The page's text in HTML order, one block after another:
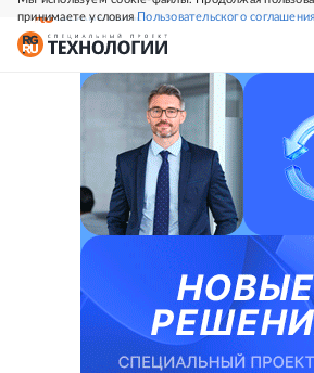
принимаете условияПользовательского соглашения
СВЕЖИЙ НОМЕР